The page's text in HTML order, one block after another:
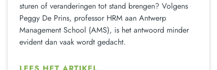
sturen of veranderingen tot stand brengen? Volgens
Peggy De Prins, professor HRM aan Antwerp
Management School (AMS), is het antwoord minder
evident dan vaak wordt gedacht.